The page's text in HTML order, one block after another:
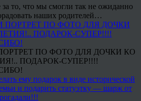
то, что мы смогли так не ожиданно
наших родителей…
ПО ФОТО ДЛЯ ДОЧКИ КО
ПОДАРОК-СУПЕР!!!!